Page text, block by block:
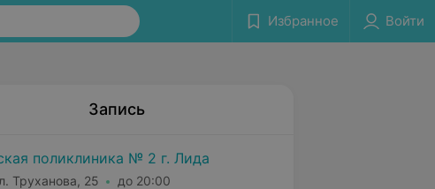
Избранное Войти
Запись
поликлиника № 2 г. Лида
Труханова, 25 до 20:00